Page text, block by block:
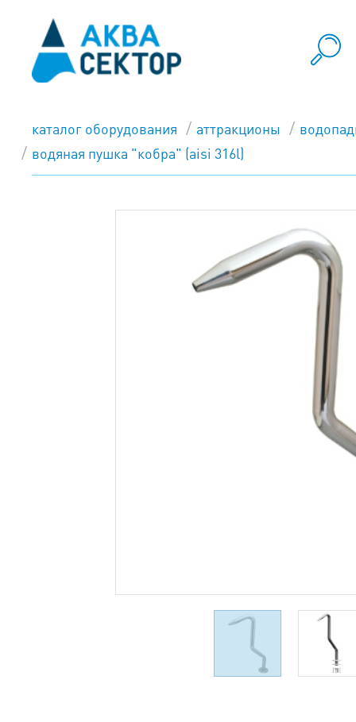
каталог оборудования аттракционы
водяная пушка "кобра" (aisi 316l)